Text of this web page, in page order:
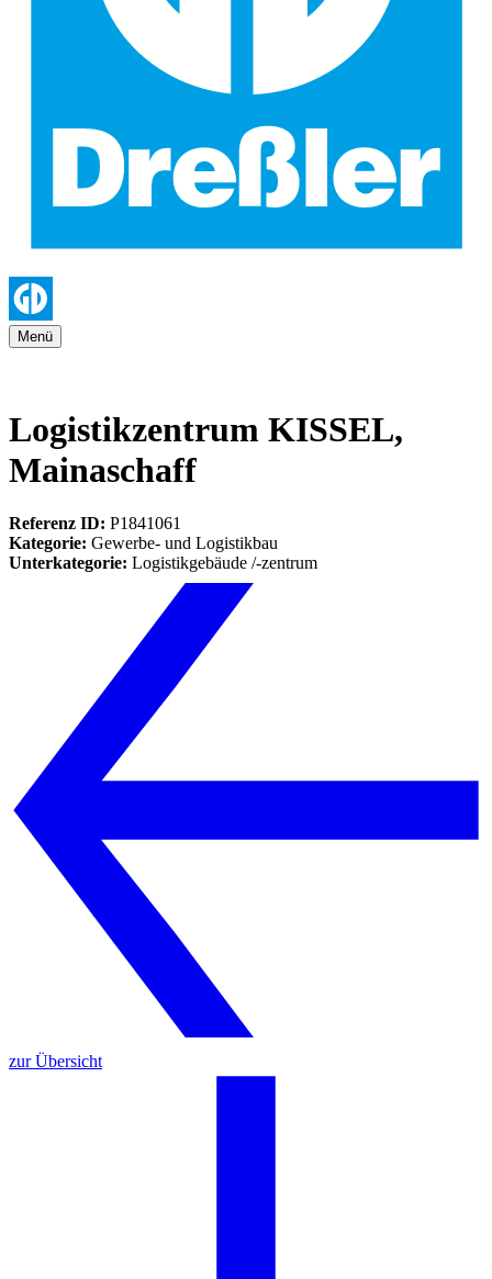
Menü
Logistikzentrum KISSEL,
Mainaschaff
Referenz ID: P1841061
Kategorie: Gewerbe- und Logistikbau
Unterkategorie: Logistikgebäude /-zentrum
zur Übersicht